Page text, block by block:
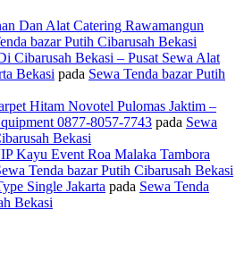
Dan Alat Catering Rawamangun
bazar Putih Cibarusah Bekasi
Cibarusah Bekasi – Pusat Sewa Alat
Bekasi pada Sewa Tenda bazar Putih
Hitam Novotel Pulomas Jaktim –
0877-8057-7743 pada Sewa
Bekasi
Kayu Event Roa Malaka Tambora
Tenda bazar Putih Cibarusah Bekasi
Single Jakarta pada Sewa Tenda
Bekasi